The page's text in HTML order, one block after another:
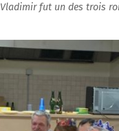
Vladimir fut un des trois